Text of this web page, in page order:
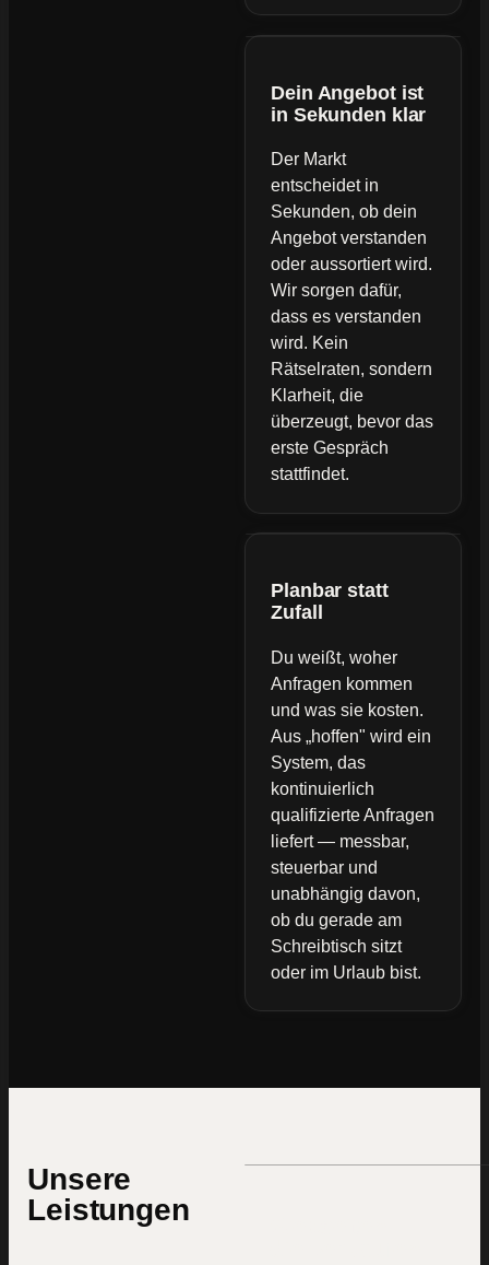
Dein Angebot ist
in Sekunden klar
Der Markt
entscheidet in
Sekunden, ob dein
Angebot verstanden
oder aussortiert wird.
Wir sorgen dafür,
dass es verstanden
wird. Kein
Rätselraten, sondern
Klarheit, die
überzeugt, bevor das
erste Gespräch
stattfindet.
Planbar statt
Zufall
Du weißt, woher
Anfragen kommen
und was sie kosten.
Aus „hoffen" wird ein
System, das
kontinuierlich
qualifizierte Anfragen
liefert — messbar,
steuerbar und
unabhängig davon,
ob du gerade am
Schreibtisch sitzt
oder im Urlaub bist.
Unsere
Leistungen